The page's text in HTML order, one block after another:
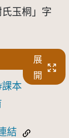
玉桐」字
展
開
課本
結